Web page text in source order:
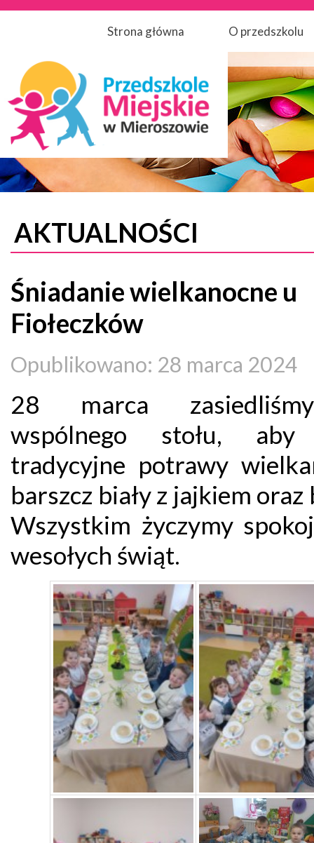
Strona główna O przedszkolu
AKTUALNOŚCI
Śniadanie wielkanocne u
Fiołeczków
Opublikowano: 28 marca 2024
28 marca
wspólnego stołu, aby
tradycyjne potrawy
barszcz biały z jajkiem oraz
Wszystkim życzymy
wesołych świąt.